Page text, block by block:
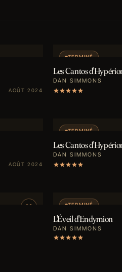
AOÛT 2024
TERMINÉ
Les Cantos
DAN SIMMONS
AOÛT 2024
TERMINÉ
Les Cantos
DAN SIMMONS
TERMINÉ
L'Éveil d'Endymion
DAN SIMMONS